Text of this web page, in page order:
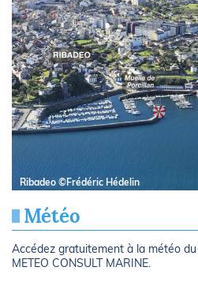
Ribadeo ©Frédéric Hédelin
Météo
Accédez gratuitement à la météo
METEO CONSULT MARINE.